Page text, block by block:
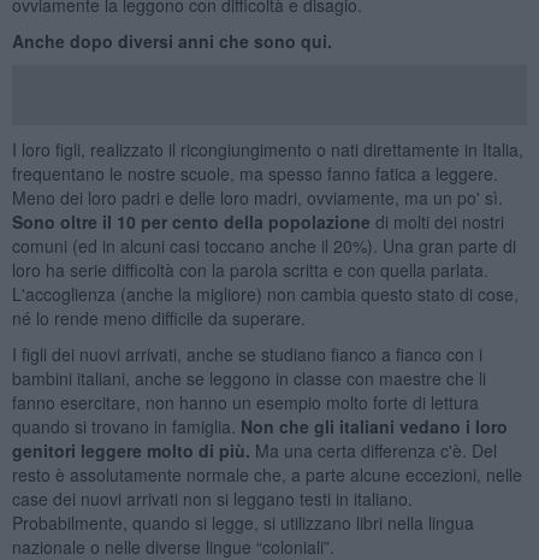
Anche dopo diversi anni che sono qui.
I loro figli, realizzato il ricongiungimento o nati direttamente in Italia,
frequentano le nostre scuole, ma spesso fanno fatica a leggere.
Meno dei loro padri e delle loro madri, ovviamente, ma un po' sì.
Sono oltre il 10 per cento della popolazione di molti dei nostri
comuni (ed in alcuni casi toccano anche il 20%). Una gran parte di
loro ha serie difficoltà con la parola scritta e con quella parlata.
L'accoglienza (anche la migliore) non cambia questo stato di cose,
né lo rende meno difficile da superare.
I figli dei nuovi arrivati, anche se studiano fianco a fianco con i
bambini italiani, anche se leggono in classe con maestre che li
fanno esercitare, non hanno un esempio molto forte di lettura
quando si trovano in famiglia. Non che gli italiani vedano i loro
genitori leggere molto di più. Ma una certa differenza c'è. Del
resto è assolutamente normale che, a parte alcune eccezioni, nelle
case dei nuovi arrivati non si leggano testi in italiano.
Probabilmente, quando si legge, si utilizzano libri nella lingua
nazionale o nelle diverse lingue “coloniali”.